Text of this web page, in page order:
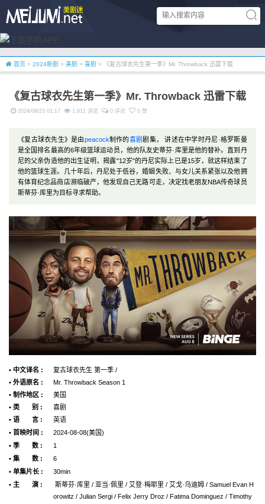
首页 > 2024新剧 > 美剧 > 喜剧 > 《复古球衣先生第一季》Mr. Throwback 迅雷下载
《复古球衣先生第一季》Mr. Throwback 迅雷下载
2024/09/23 01:17 1,611 浏览 0 评论 0 赞
《复古球衣先生》是由peacock制作的喜剧剧集， 讲述在中学时丹尼·格罗斯曼
是全国排名最高的6年级篮球运动员，他的队友史蒂芬·库里是他的替补。直到丹
尼的父亲伪造他的出生证明，揭露"12岁"的丹尼实际上已是15岁，就这样结束了
他的篮球生涯。几十年后，丹尼处于低谷，婚姻失败、与女儿关系紧张以及他拥
有体育纪念品商店濒临破产，他发现自己无路可走，决定找老朋友NBA传奇球员
斯蒂芬·库里为目标寻求帮助。
• 中文译名 :
复古球衣先生 第一季 /
• 外语原名 :
Mr. Throwback Season 1
• 制作地区 :
美国
• 类 别 :
喜剧
• 语 言 :
英语
• 首映时间 :
2024-08-08(美国)
• 季 数 :
1
• 集 数 :
6
• 单集片长 :
30min
• 主 演 :
斯蒂芬·库里 / 亚当·佩里 / 艾登·梅耶里 / 艾戈·乌迪姆 / Samuel Evan H
orowitz / Julian Sergi / Felix Jerry Droz / Fatima Dominguez / Timothy